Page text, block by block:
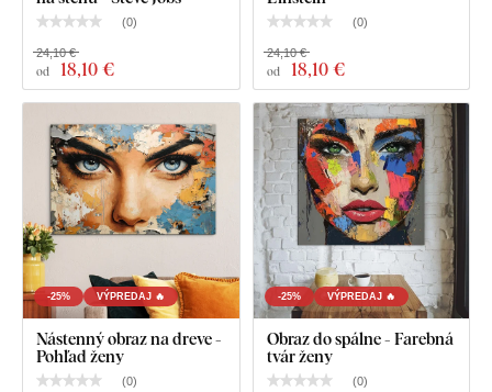
Čo nájdete v balíku?
Drevený obraz - Frida Kahlo vo farbách
(0)
od 18,10 €
24,10 €
(0)
od 18,10 €
24,10 €
-25% VÝPREDAJ 🔥
Nástenný obraz na dreve -
Pohľad ženy
(0)
-25% VÝPREDAJ 🔥
Obraz do spálne - Farebná
tvár ženy
(0)